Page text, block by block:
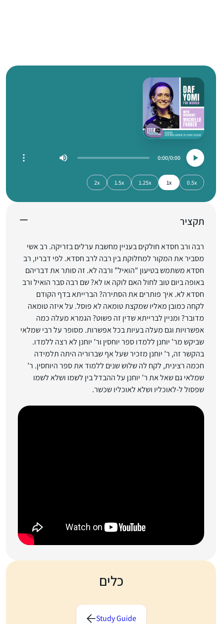
0:00
0:00
0.5x
1x
1.25x
1.5x
2x
תקציר
רבה ורב חסדא חולקים בעניין מחשבת ערלים בזריקה. רב אשי
מסביר את המקור למחלוקת בין רבה לרב חסדא. לפי דבריו, רב
חסדא משתמש בטיעון "הואיל” ורבה לא. זה סותר את דבריהם
באופה ביום טוב לחול האם לוקה או לא? שם רבה סבר הואיל ורב
חסדא לא. איך פותרים את הסתירה? הברייתא בדף הקודם
לקחה כמובן מאליו שמקצת טומאה לא פוסל. על איזה טומאה
מדובר? ומניין לברייתא שדין זה פשוט? הגמרא מעלה כמה
אפשרויות וגם מעלה בעיות בכל אפשרות. מסופר על רבי שמלאי
שביקש מר’ יוחנן ללמדו ספר יוחסין ור’ יוחנן לא רצה ללמדו.
בהקשר זה, ר’ יוחנן מזכיר שעל אף שברוריה היתה תלמידה
חכמה רצינית, לקח לה שלוש שנים ללמוד את ספר היוחסין. ר’
שמלאי גם שאל את ר’ יוחנן על ההבדל בין לשמו ושלא לשמו
שפסול ל-לאוכליו ושלא לאוכליו שכשר.
כלים
Study Guide